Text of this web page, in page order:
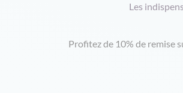
Les
Profitez de 10% de remise